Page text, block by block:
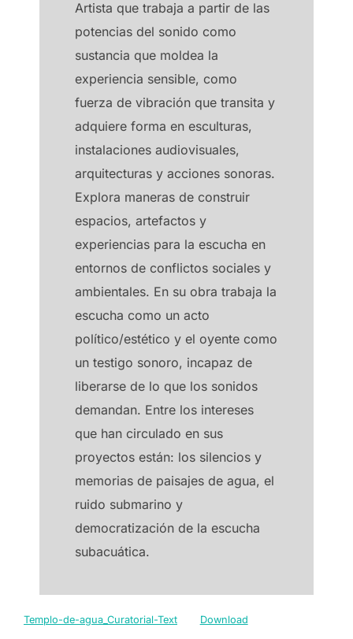
Artista que trabaja a partir de las
potencias del sonido como
sustancia que moldea la
experiencia sensible, como
fuerza de vibración que transita y
adquiere forma en esculturas,
instalaciones audiovisuales,
arquitecturas y acciones sonoras.
Explora maneras de construir
espacios, artefactos y
experiencias para la escucha en
entornos de conflictos sociales y
ambientales. En su obra trabaja la
escucha como un acto
político/estético y el oyente como
un testigo sonoro, incapaz de
liberarse de lo que los sonidos
demandan. Entre los intereses
que han circulado en sus
proyectos están: los silencios y
memorias de paisajes de agua, el
ruido submarino y
democratización de la escucha
subacuática.
Templo-de-agua_Curatorial-Text Download